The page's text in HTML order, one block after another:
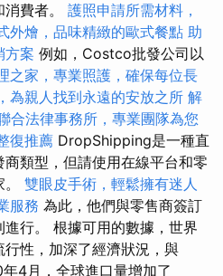
費者。 護照申請所需材料，
外燴，品味精緻的歐式餐點 助
方案 例如，Costco批發公司以
之家，專業照護，確保每位長
為親人找到永遠的安放之所 解
合法律事務所，專業團隊為您
復推薦 DropShipping是一種直
類型，但請使用在線平台和零
雙眼皮手術，輕鬆擁有迷人
服務 為此，他們與零售商簽訂
行。 根據可用的數據，世界
性，加深了經濟狀況，與
4月，全球進口量增加了